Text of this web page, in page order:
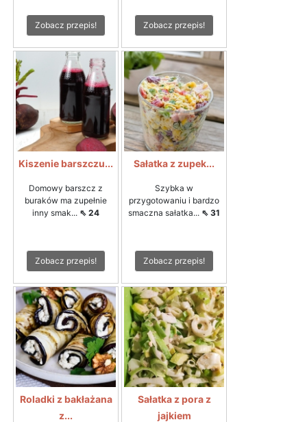
Zobacz przepis! Zobacz przepis!
Kiszenie barszczu...
Domowy barszcz z
buraków ma zupełnie
inny smak... ⇖ 24
Zobacz przepis!
Sałatka z zupek...
Szybka w
przygotowaniu i bardzo
smaczna sałatka... ⇖ 31
Zobacz przepis!
Roladki z bakłażana
z...
Sałatka z pora z
jajkiem